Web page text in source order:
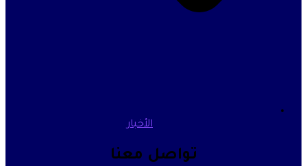
الأخبار
تواصل معنا